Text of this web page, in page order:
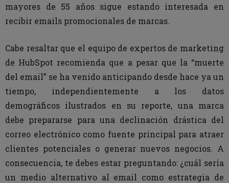
mayores de 55 años sigue estando interesada en
recibir emails promocionales de marcas.
Cabe resaltar que el equipo de expertos de marketing
de HubSpot recomienda que a pesar que la “muerte
del email” se ha venido anticipando desde hace ya un
tiempo, independientemente a los datos
demográficos ilustrados en su reporte, una marca
debe prepararse para una declinación drástica del
correo electrónico como fuente principal para atraer
clientes potenciales o generar nuevos negocios. A
consecuencia, te debes estar preguntando: ¿cuál sería
un medio alternativo al email como estrategia de